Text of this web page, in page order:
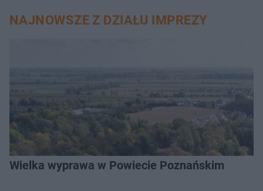
NAJNOWSZE Z DZIAŁU IMPREZY
Wielka wyprawa w Powiecie Poznańskim